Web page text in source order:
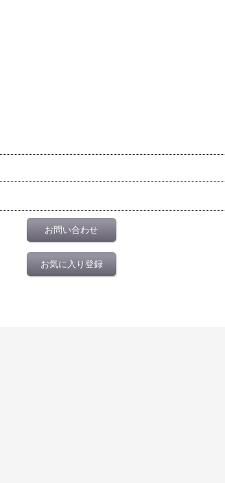
お問い合わせ
お気に入り登録